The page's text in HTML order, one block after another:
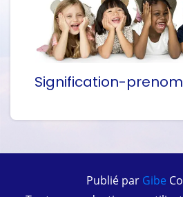
Signification-
Publié par Gibe